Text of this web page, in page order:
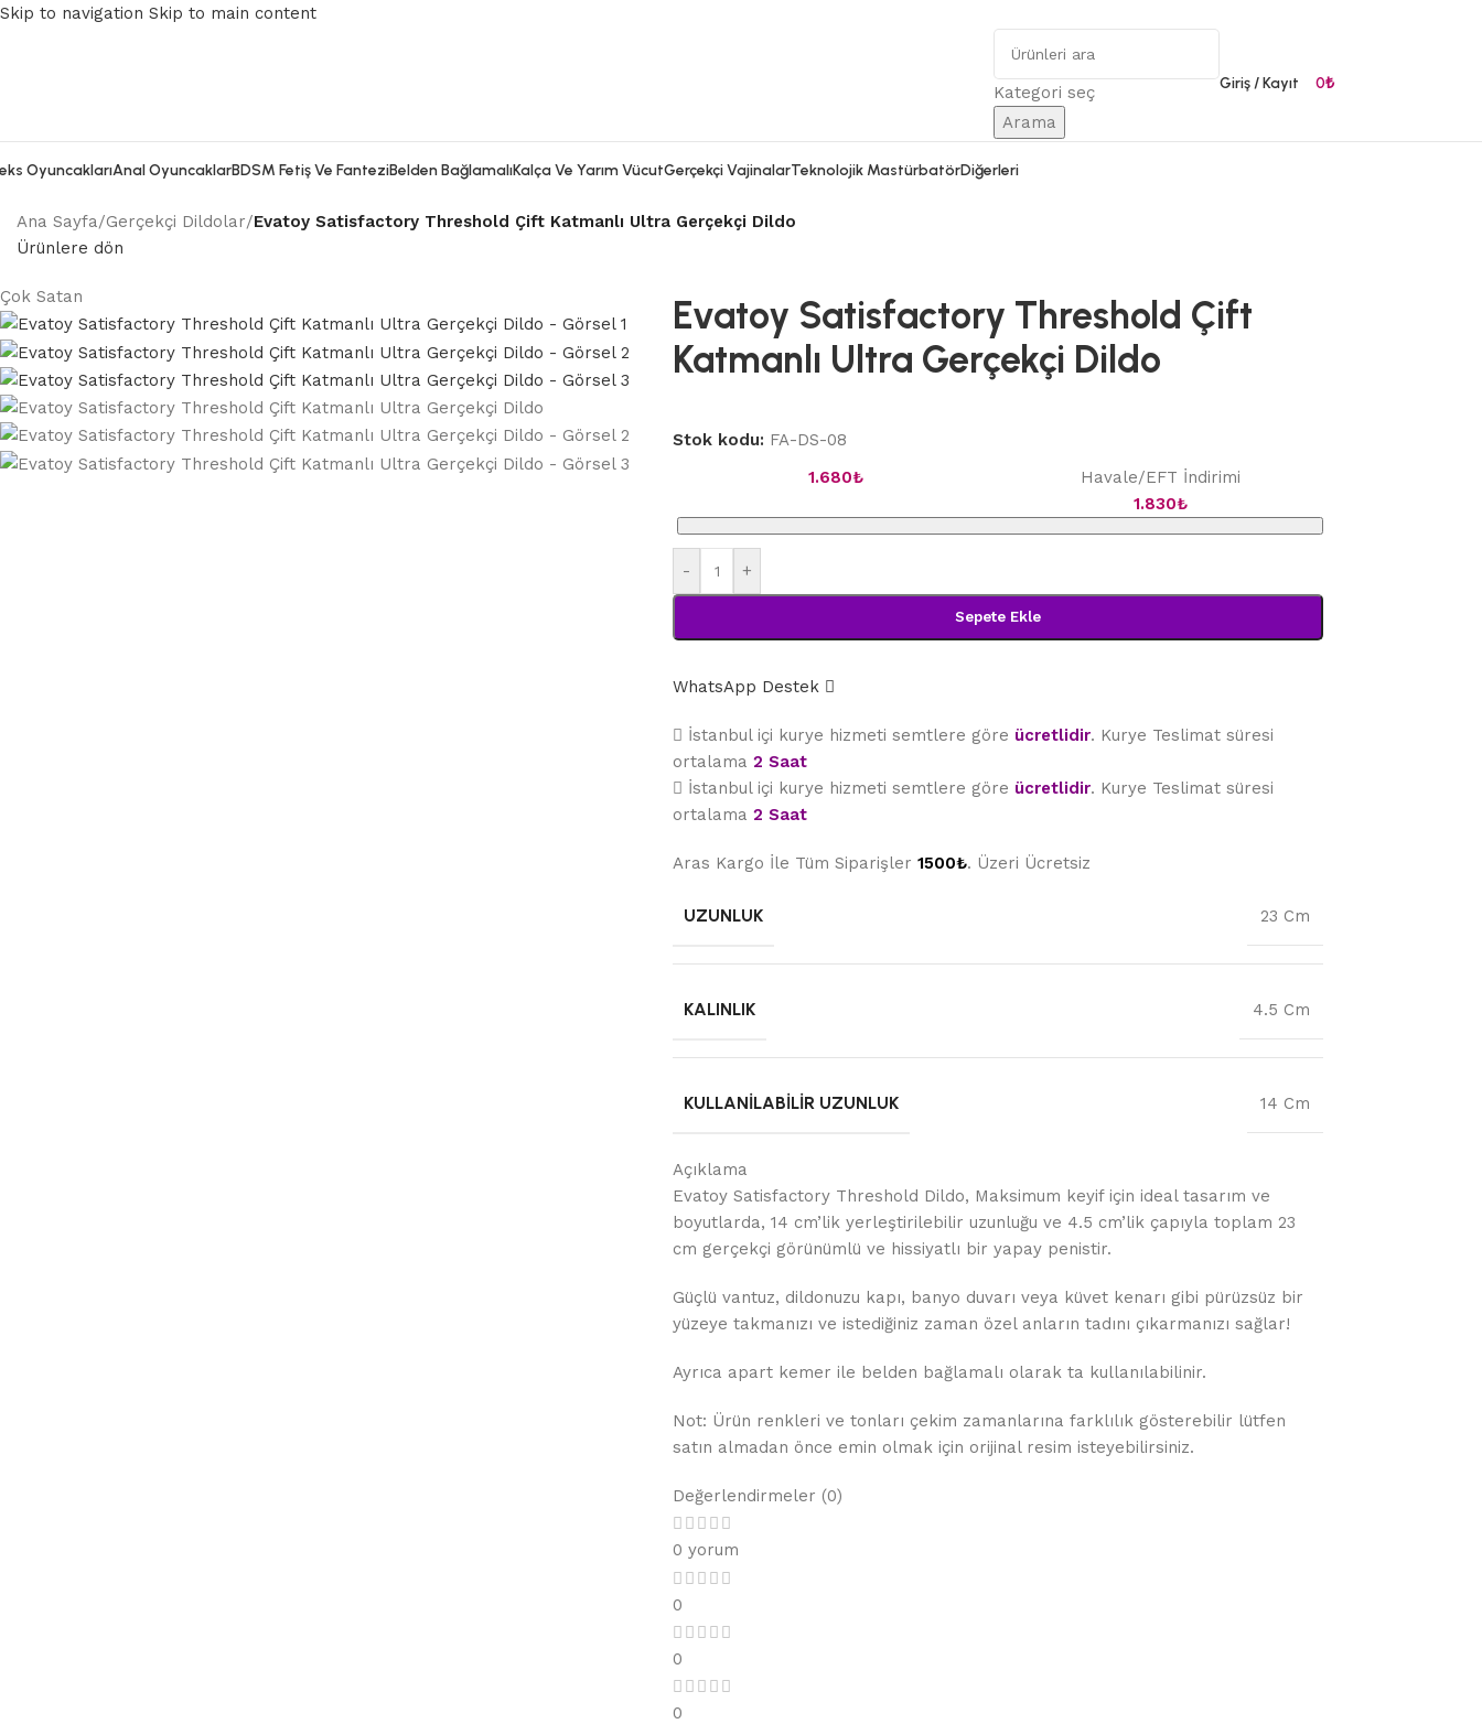
Skip to navigation Skip to main content
Kategori seç
Arama
Giriş / Kayıt 0₺
OyuncaklarıAnal OyuncaklarBDSM Fetiş Ve FanteziBelden BağlamalıKalça Ve Yarım VücutGerçekçi VajinalarTeknolojik MastürbatörDiğerleri
Ana Sayfa/Gerçekçi Dildolar/Evatoy Satisfactory Threshold Çift Katmanlı Ultra Gerçekçi Dildo
Ürünlere dön
Çok Satan
Evatoy Satisfactory Threshold Çift
Katmanlı Ultra Gerçekçi Dildo
Stok kodu: FA-DS-08
1.680₺
Havale/EFT İndirimi
1.830₺
- +
Sepete Ekle
WhatsApp Destek
İstanbul içi kurye hizmeti semtlere göre ücretlidir. Kurye Teslimat süresi
ortalama 2 Saat
İstanbul içi kurye hizmeti semtlere göre ücretlidir. Kurye Teslimat süresi
ortalama 2 Saat
Aras Kargo İle Tüm Siparişler 1500₺. Üzeri Ücretsiz
UZUNLUK 23 Cm
KALINLIK 4.5 Cm
KULLANILABILIR UZUNLUK 14 Cm
Açıklama
Evatoy Satisfactory Threshold Dildo, Maksimum keyif için ideal tasarım ve
boyutlarda, 14 cm’lik yerleştirilebilir uzunluğu ve 4.5 cm’lik çapıyla toplam 23
cm gerçekçi görünümlü ve hissiyatlı bir yapay penistir.
Güçlü vantuz, dildonuzu kapı, banyo duvarı veya küvet kenarı gibi pürüzsüz bir
yüzeye takmanızı ve istediğiniz zaman özel anların tadını çıkarmanızı sağlar!
Ayrıca apart kemer ile belden bağlamalı olarak ta kullanılabilinir.
Not: Ürün renkleri ve tonları çekim zamanlarına farklılık gösterebilir lütfen
satın almadan önce emin olmak için orijinal resim isteyebilirsiniz.
Değerlendirmeler (0)
0 yorum
0
0
0